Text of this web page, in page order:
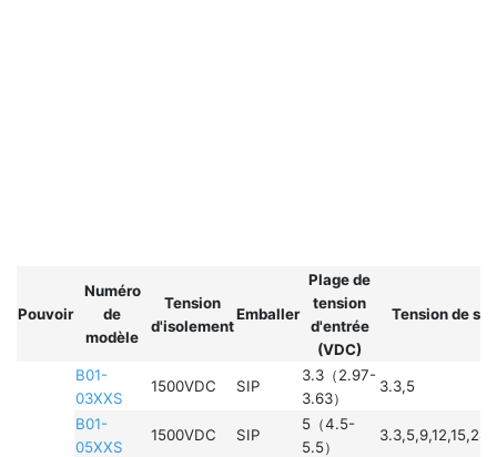
Pouvoir
Numéro
de
modèle
Tension
d'isolement
Emballer
Plage de
tension
d'entrée
(VDC)
Tension de
B01-
03XXS
1500VDC SIP
3.3（2.97-
3.63）
3.3,5
B01-
05XXS
1500VDC SIP
5（4.5-
5.5）
3.3,5,9,12,15,24